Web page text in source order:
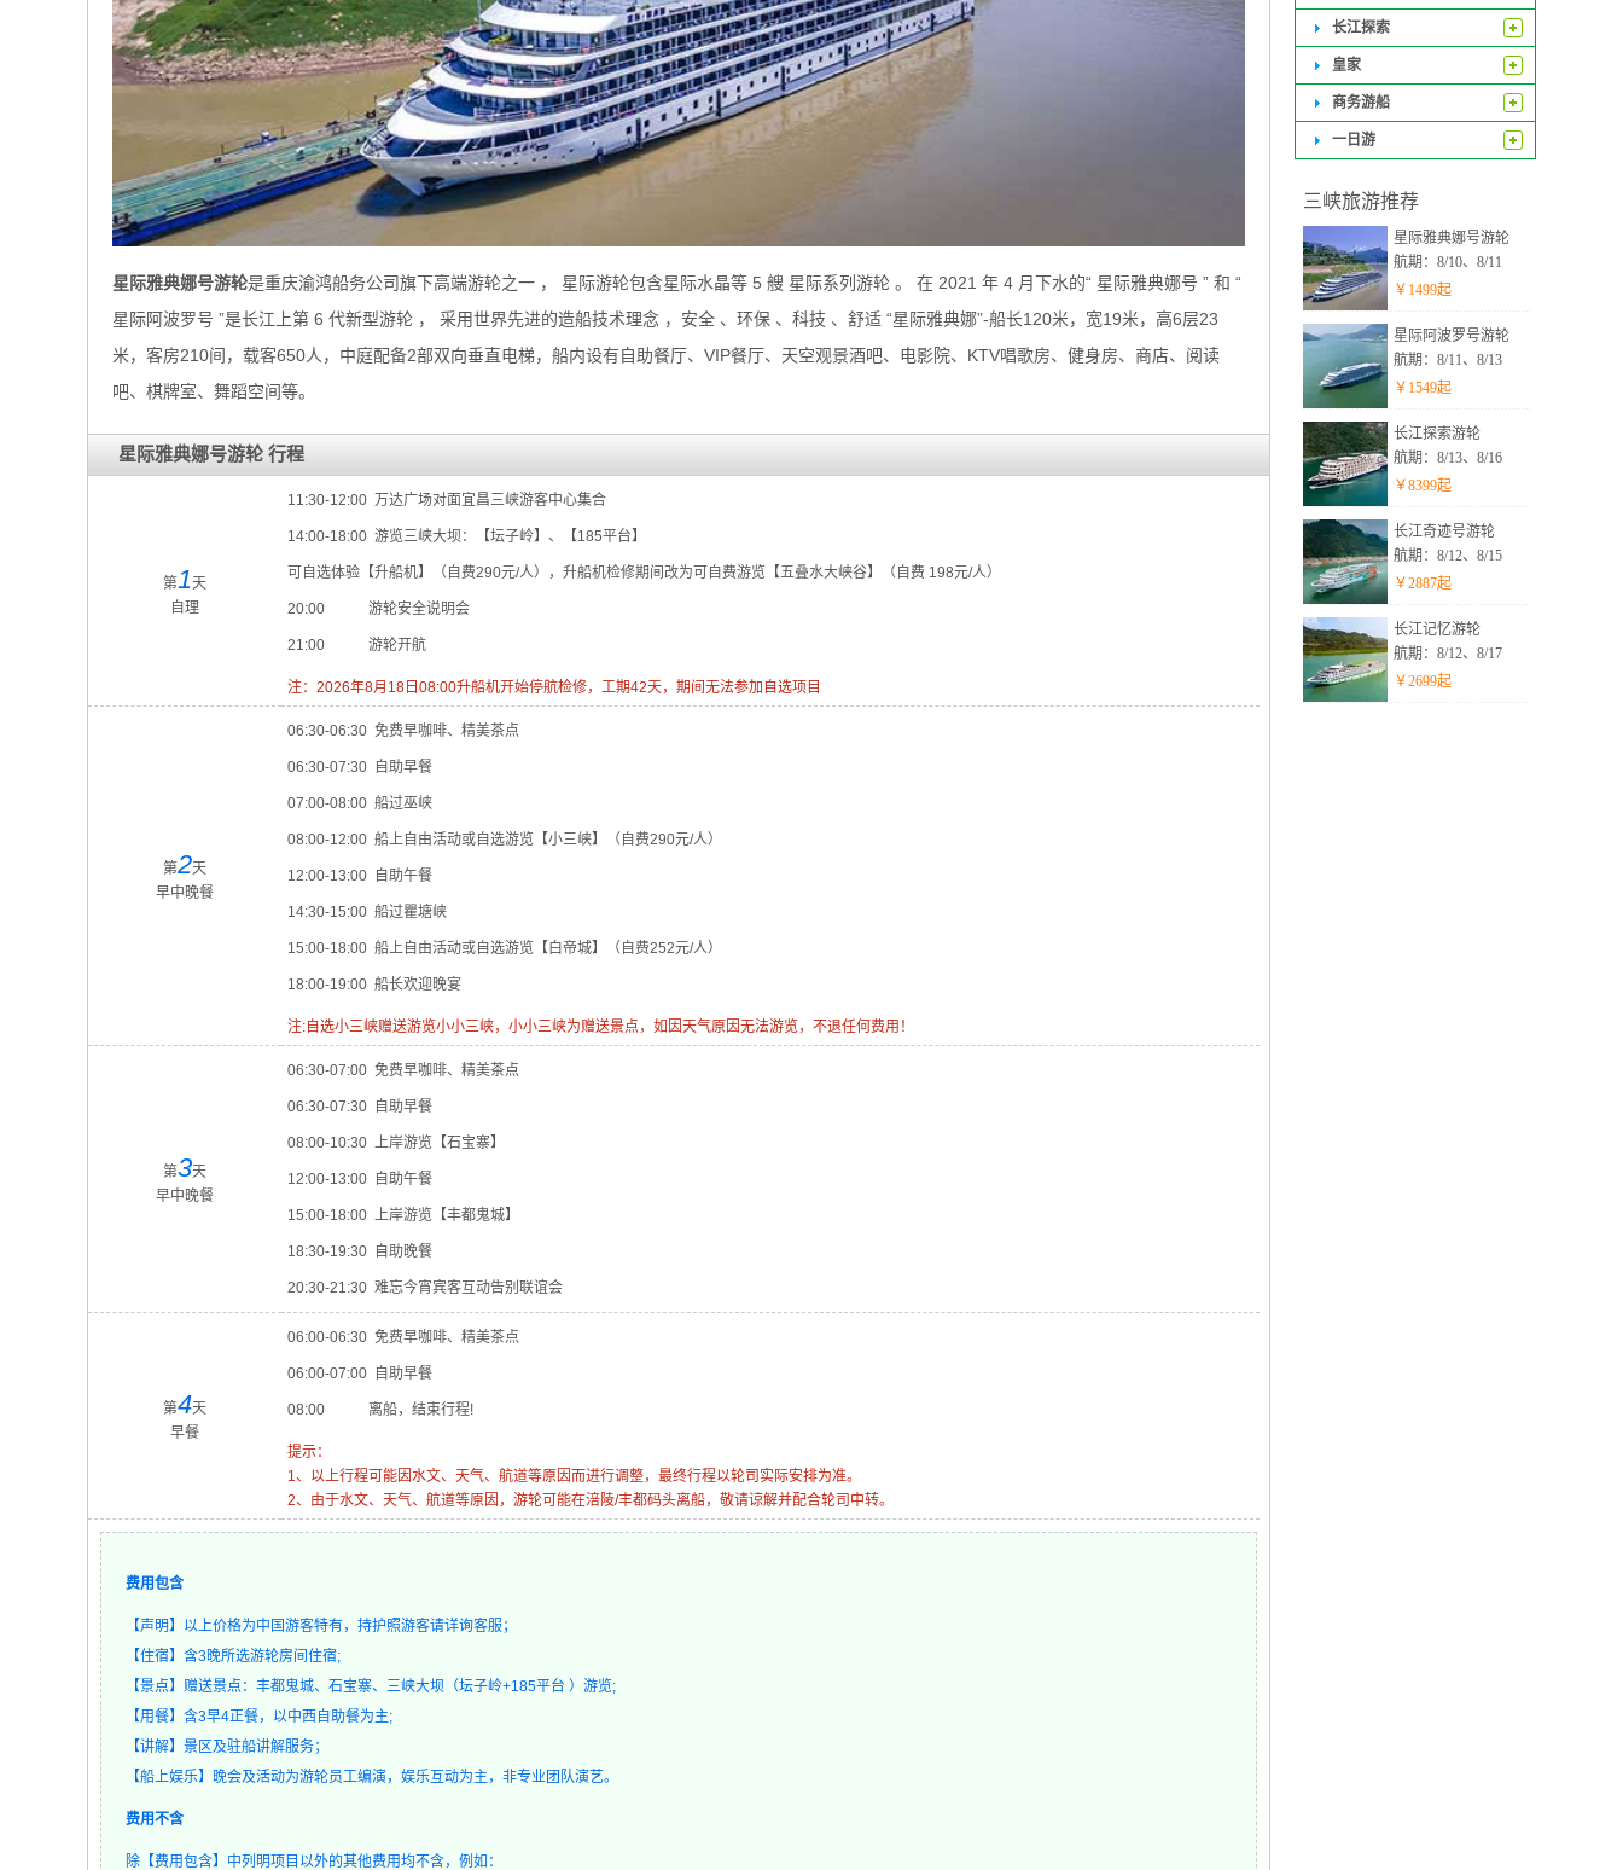
星际雅典娜号游轮是重庆渝鸿船务公司旗下高端游轮之一 ， 星际游轮包含星际水晶等 5 艘 星际系列游轮 。 在 2021 年 4 月下水的“ 星际雅典娜号 ” 和 “
星际阿波罗号 ”是长江上第 6 代新型游轮 ， 采用世界先进的造船技术理念 ，安全 、环保 、科技 、舒适 “星际雅典娜”-船长120米，宽19米，高6层23
米，客房210间，载客650人，中庭配备2部双向垂直电梯，船内设有自助餐厅、VIP餐厅、天空观景酒吧、电影院、KTV唱歌房、健身房、商店、阅读
吧、棋牌室、舞蹈空间等。
星际雅典娜号游轮 行程
第1天
自理
11:30-12:00 万达广场对面宜昌三峡游客中心集合
14:00-18:00 游览三峡大坝：【坛子岭】、【185平台】
可自选体验【升船机】（自费290元/人），升船机检修期间改为可自费游览【五叠水大峡谷】（自费 198元/人）
20:00 游轮安全说明会
21:00 游轮开航
注：2026年8月18日08:00升船机开始停航检修，工期42天，期间无法参加自选项目
第2天
早中晚餐
06:30-06:30 免费早咖啡、精美茶点
06:30-07:30 自助早餐
07:00-08:00 船过巫峡
08:00-12:00 船上自由活动或自选游览【小三峡】（自费290元/人）
12:00-13:00 自助午餐
14:30-15:00 船过瞿塘峡
15:00-18:00 船上自由活动或自选游览【白帝城】（自费252元/人）
18:00-19:00 船长欢迎晚宴
注:自选小三峡赠送游览小小三峡，小小三峡为赠送景点，如因天气原因无法游览，不退任何费用！
第3天
早中晚餐
06:30-07:00 免费早咖啡、精美茶点
06:30-07:30 自助早餐
08:00-10:30 上岸游览【石宝寨】
12:00-13:00 自助午餐
15:00-18:00 上岸游览【丰都鬼城】
18:30-19:30 自助晚餐
20:30-21:30 难忘今宵宾客互动告别联谊会
第4天
早餐
06:00-06:30 免费早咖啡、精美茶点
06:00-07:00 自助早餐
08:00 离船，结束行程!
提示：
1、以上行程可能因水文、天气、航道等原因而进行调整，最终行程以轮司实际安排为准。
2、由于水文、天气、航道等原因，游轮可能在涪陵/丰都码头离船，敬请谅解并配合轮司中转。
费用包含
【声明】以上价格为中国游客特有，持护照游客请详询客服；
【住宿】含3晚所选游轮房间住宿;
【景点】赠送景点：丰都鬼城、石宝寨、三峡大坝（坛子岭+185平台 ）游览;
【用餐】含3早4正餐，以中西自助餐为主;
【讲解】景区及驻船讲解服务；
【船上娱乐】晚会及活动为游轮员工编演，娱乐互动为主，非专业团队演艺。
费用不含
除【费用包含】中列明项目以外的其他费用均不含，例如：
长江探索
皇家
商务游船
一日游
三峡旅游推荐
星际雅典娜号游轮
航期：8/10、8/11
￥ 1499起
星际阿波罗号游轮
航期：8/11、8/13
￥ 1549起
长江探索游轮
航期：8/13、8/16
￥8399起
长江奇迹号游轮
航期：8/12、8/15
￥2887起
长江记忆游轮
航期：8/12、8/17
￥2699起